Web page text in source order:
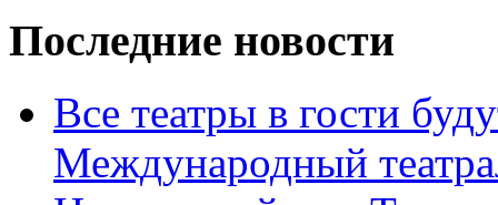
Последние новости
Все театры в гости
Международный